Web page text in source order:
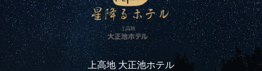
上高地 大正池ホテル